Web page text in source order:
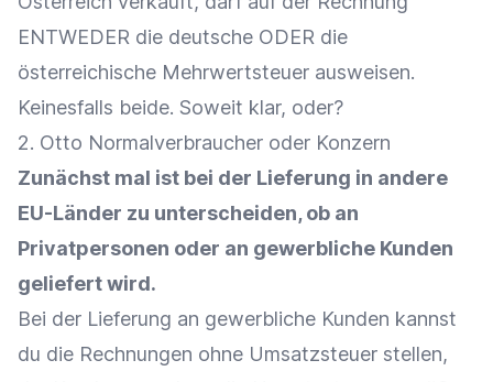
ENTWEDER die deutsche ODER die
österreichische Mehrwertsteuer ausweisen.
Keinesfalls beide. Soweit klar, oder?
2. Otto Normalverbraucher oder Konzern
Zunächst mal ist bei der Lieferung in andere
EU-Länder zu unterscheiden, ob an
Privatpersonen oder an gewerbliche Kunden
geliefert wird.
Bei der Lieferung an gewerbliche Kunden kannst
du die Rechnungen ohne Umsatzsteuer stellen,